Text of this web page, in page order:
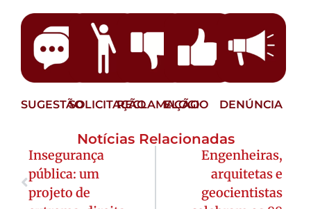
SUGESTÃOSOLICITAÇÃORECLAMAÇÃO
ELOGIO DENÚNCIA
Notícias Relacionadas
Insegurança
pública: um
projeto de
Engenheiras,
arquitetas e
geocientistas